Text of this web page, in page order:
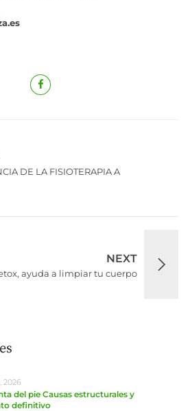
DE LA FISIOTERAPIA A
NEXT
ayuda a limpiar tu cuerpo
2026
del pie Causas estructurales y
definitivo